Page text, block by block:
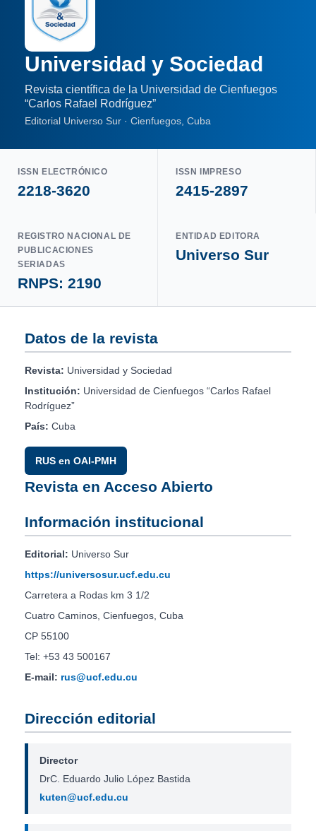
Universidad y Sociedad
Revista científica de la Universidad de Cienfuegos
“Carlos Rafael Rodríguez”
Editorial Universo Sur · Cienfuegos, Cuba
ISSN ELECTRÓNICO
2218-3620
ISSN IMPRESO
2415-2897
REGISTRO NACIONAL DE
PUBLICACIONES
SERIADAS
RNPS: 2190
ENTIDAD EDITORA
Universo Sur
Datos de la revista
Revista: Universidad y Sociedad
Institución: Universidad de Cienfuegos “Carlos Rafael
Rodríguez”
País: Cuba
RUS en OAI-PMH
Revista en Acceso Abierto
Información institucional
Editorial: Universo Sur
https://universosur.ucf.edu.cu
Carretera a Rodas km 3 1/2
Cuatro Caminos, Cienfuegos, Cuba
CP 55100
Tel: +53 43 500167
E-mail: rus@ucf.edu.cu
Dirección editorial
Director
DrC. Eduardo Julio López Bastida
kuten@ucf.edu.cu